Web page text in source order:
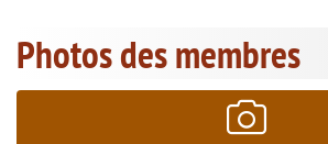
Photos des membres